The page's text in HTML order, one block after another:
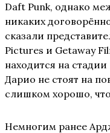
Daft Punk, однако
никаких
сказали
Pictures и Getaway
находится на
Дарио не стоят на
слишком хорошо,
Немногим ранее